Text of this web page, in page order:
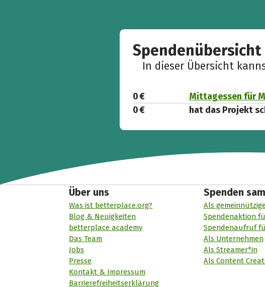
Spendenübersicht
In dieser Übersicht
0 €
Mittagessen für
0 €
hat das Projekt
Über uns
Was ist betterplace.org?
Blog & Neuigkeiten
betterplace academy
Das Team
Jobs
Presse
Kontakt & Impressum
Barrierefreiheitserklärung
Spenden
Als
Spendenaktion
Spendenaufruf
Als Unternehmen
Als Streamer*in
Als Content